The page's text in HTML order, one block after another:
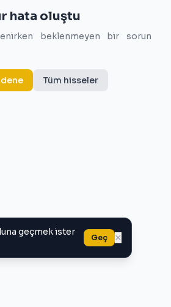
geçmek ister
Geç ×
hata oluştu
beklenmeyen bir sorun
Tüm hisseler